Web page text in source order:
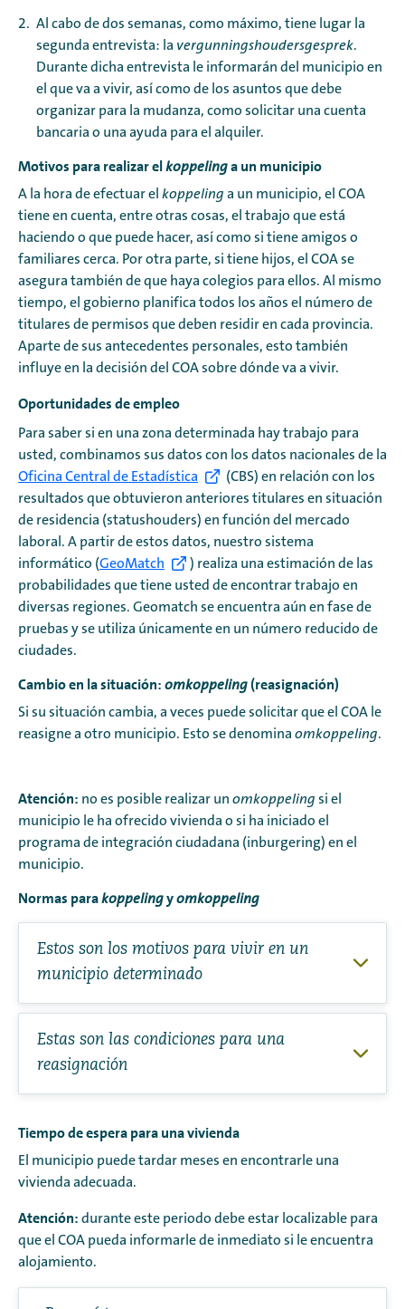
Al cabo de dos semanas, como máximo, tiene lugar la
segunda entrevista: la vergunningshoudersgesprek.
Durante dicha entrevista le informarán del municipio en
el que va a vivir, así como de los asuntos que debe
organizar para la mudanza, como solicitar una cuenta
bancaria o una ayuda para el alquiler.
Motivos para realizar elkoppelinga un municipio
A la hora de efectuar el koppeling a un municipio, el COA
tiene en cuenta, entre otras cosas, el trabajo que está
haciendo o que puede hacer, así como si tiene amigos o
familiares cerca. Por otra parte, si tiene hijos, el COA se
asegura también de que haya colegios para ellos. Al mismo
tiempo, el gobierno planifica todos los años el número de
titulares de permisos que deben residir en cada provincia.
Aparte de sus antecedentes personales, esto también
influye en la decisión del COA sobre dónde va a vivir.
Oportunidades de empleo
Para saber si en una zona determinada hay trabajo para
usted, combinamos sus datos con los datos nacionales de la
Oficina Central de Estadística
(CBS) en relación con los
resultados que obtuvieron anteriores titulares en situación
de residencia (statushouders) en función del mercado
laboral. A partir de estos datos, nuestro sistema
informático (GeoMatch
) realiza una estimación de las
probabilidades que tiene usted de encontrar trabajo en
diversas regiones. Geomatch se encuentra aún en fase de
pruebas y se utiliza únicamente en un número reducido de
ciudades.
Cambio en la situación: omkoppeling(reasignación)
Si su situación cambia, a veces puede solicitar que el COA le
reasigne a otro municipio. Esto se denomina omkoppeling.
Atención: no es posible realizar un omkoppeling si el
municipio le ha ofrecido vivienda o si ha iniciado el
programa de integración ciudadana (inburgering) en el
municipio.
Normas parakoppelingyomkoppeling
Estos son los motivos para vivir en un
municipio determinado
Estas son las condiciones para una
reasignación
Tiempo de espera para una vivienda
El municipio puede tardar meses en encontrarle una
vivienda adecuada.
Atención: durante este periodo debe estar localizable para
que el COA pueda informarle de inmediato si le encuentra
alojamiento.